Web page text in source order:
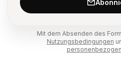
Mit dem Absenden des
Nutzungsbedingungen